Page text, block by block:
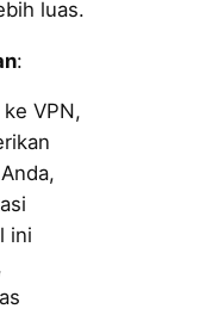
luas.
:
VPN,
ini